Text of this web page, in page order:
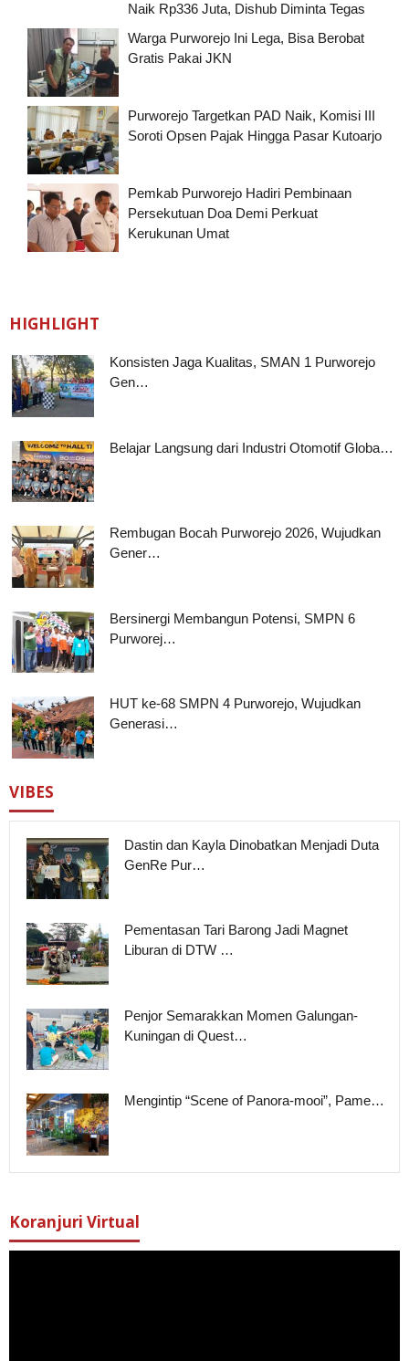
Naik Rp336 Juta, Dishub Diminta Tegas
Warga Purworejo Ini Lega, Bisa Berobat
Gratis Pakai JKN
Purworejo Targetkan PAD Naik, Komisi III
Soroti Opsen Pajak Hingga Pasar Kutoarjo
Pemkab Purworejo Hadiri Pembinaan
Persekutuan Doa Demi Perkuat
Kerukunan Umat
HIGHLIGHT
Konsisten Jaga Kualitas, SMAN 1 Purworejo
Gen…
Belajar Langsung dari Industri Otomotif Globa…
Rembugan Bocah Purworejo 2026, Wujudkan
Gener…
Bersinergi Membangun Potensi, SMPN 6
Purworej…
HUT ke-68 SMPN 4 Purworejo, Wujudkan
Generasi…
VIBES
Dastin dan Kayla Dinobatkan Menjadi Duta
GenRe Pur…
Pementasan Tari Barong Jadi Magnet
Liburan di DTW …
Penjor Semarakkan Momen Galungan-
Kuningan di Quest…
Mengintip “Scene of Panora-mooi”, Pame…
Koranjuri Virtual